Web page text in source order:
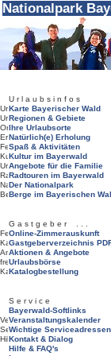
Nationalpark
U r l a u b s i n f o s
Karte Bayerischer Wald
Regionen & Gebiete
Ihre Urlaubsorte
Natürlich(e) Erholung
Spaß & Aktivitäten
Kultur im Bayerwald
Angebote für die Familie
Radtouren im Bayerwald
Der Nationalpark
Berge im Bayerischen
G a s t g e b e r . . .
Online-Zimmerauskunft
Gastgeberverzeichnis
Aktionen & Angebote
Urlaubsbörse
Katalogbestellung
S e r v i c e
Bayerwald-Softlinks
Veranstaltungskalender
Wichtige Serviceadressen
Kontakt & Dialog
Hilfe & FAQ's